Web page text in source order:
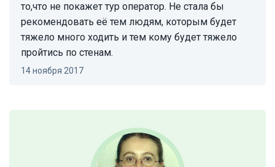
то,что не покажет тур оператор. Не стала бы
рекомендовать её тем людям, которым будет
тяжело много ходить и тем кому будет тяжело
пройтись по стенам.
14 ноября 2017